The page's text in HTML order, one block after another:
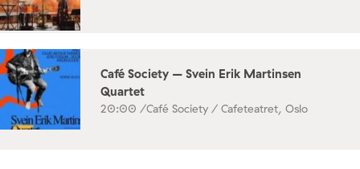
Café Society – Svein Erik Martinsen
Quartet
20:00 /Café Society / Cafeteatret, Oslo